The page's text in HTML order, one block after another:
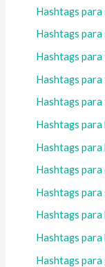
Hashtags
Hashtags para
Hashtags
Hashtags
Hashtags
Hashtags para
Hashtags para
Hashtags
Hashtags
Hashtags para
Hashtags para
Hashtags para